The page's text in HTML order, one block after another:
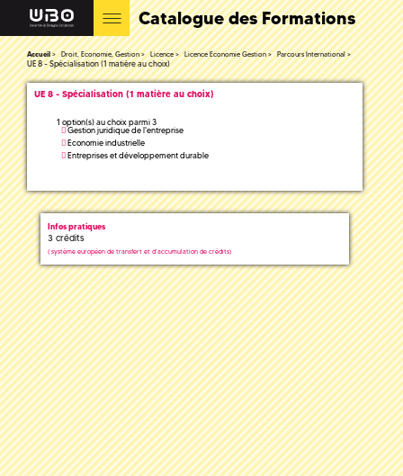
Catalogue des Formations
Accueil Droit, Economie, Gestion Licence Licence Economie Gestion Parcours International
UE 8 - Spécialisation (1 matière au choix)
UE 8 - Spécialisation (1 matière au choix)
1 option(s) au choix parmi 3
Gestion juridique de l'entreprise
Economie industrielle
Entreprises et développement durable
Infos pratiques
3 crédits
( système européen de transfert et d'accumulation de crédits)